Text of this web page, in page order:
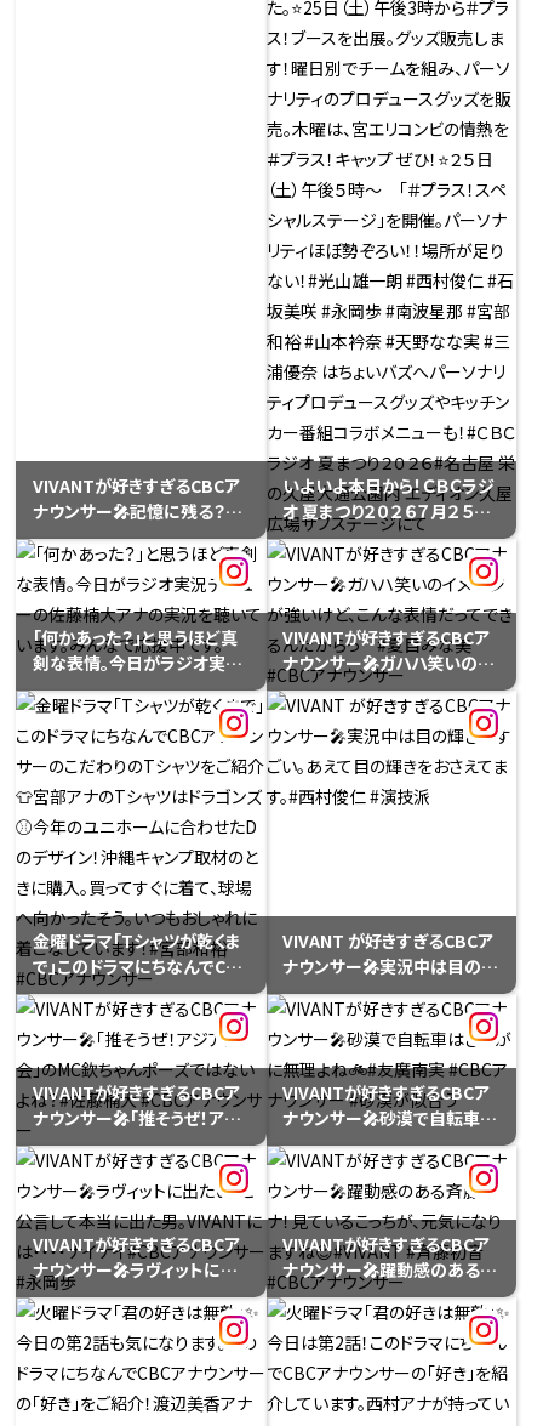
VIVANTが好きすぎるCBCア
ナウンサー🎤記憶に残る？印
象に残る？ドラゴンズ、勝ちノ
コル…？この男の正体は――実況
班。#光山雄一朗 #サンデード
ラゴンズ #CBCアナウンサー
いよいよ本日から！ＣＢＣラジ
オ 夏まつり２０２６７月２５日
（土）２６日（日）の２日間、名
古屋・栄の久屋大通公園内エ
ディオン久屋広場⭐️プラス！金
曜日にご出演、グルメ系イン
フルエンサー#みか＠ライス
ペーパーネキ さんと番組のコ
ラボレーションが実現！ライス
ペーパーを活用したオリジナ
ルレシピを考案しているみか
さんと番組パーソナリティが
コラボしキッチンカーでコラ
後3時から＃プラス！ブースを
出展。グッズ販売します！曜日
別でチームを組み、パーソナ
リティのプロデュースグッズ
を販売。木曜は、宮エリコンビ
の情熱を＃プラス！キャップ ぜ
ひ！⭐️２５日（土）午後５時～
「＃プラス！スペシャルステー
ジ」を開催。パーソナリティほ
ぼ勢ぞろい！！場所が足りな
い！#光山雄一朗 #西村俊仁
#石坂美咲 #永岡歩 #南波星
那 #宮部和裕 #山本衿奈 #天
野なな実 #三浦優奈 はちょい
バズへパーソナリティプロデ
ュースグッズやキッチンカー
番組コラボメニューも！#ＣＢ
Ｃラジオ 夏まつり２０２６#名
古屋 栄の久屋大通公園内 エ
ディオン久屋広場サブステー
「何かあった？」と思うほど真
剣な表情。今日がラジオ実況
デビューの佐藤楠大アナの実
況を聴いています。みんなで
応援中です。
VIVANTが好きすぎるCBCア
ナウンサー🎤ガハハ笑いのイ
メージが強いけど、こんな表
情だってできるんだからっ #
夏目みな美 #CBCアナウンサ
ー
金曜ドラマ「Tシャツが乾くま
で」このドラマにちなんでCBC
アナウンサーのこだわりのT
シャツをご紹介👕宮部アナの
Tシャツはドラゴンズ⚾️今年
のユニホームに合わせたDの
デザイン！沖縄キャンプ取材
のときに購入。買ってすぐに着
て、球場へ向かったそう。いつ
もおしゃれに着こなしていま
す！#宮部和裕 #CBCアナウン
サー
VIVANT が好きすぎるCBCア
ナウンサー🎤実況中は目の輝
きがすごい。あえて目の輝きを
おさえてます。#西村俊仁 #演
技派
VIVANTが好きすぎるCBCア
ナウンサー🎤「推そうぜ！アジ
ア大会」のMC欽ちゃんポーズ
ではないよね？#佐藤楠大
#CBCアナウンサー
VIVANTが好きすぎるCBCア
ナウンサー🎤砂漠で自転車は
さすがに無理よね🚲#友廣南
実 #CBCアナウンサー #砂漠
が似合う
VIVANTが好きすぎるCBCア
ナウンサー🎤ラヴィットに出
たい！と公言して本当に出た
男。VIVANTには・・・・ナイナ
イ#CBCアナウンサー #永岡
歩
VIVANTが好きすぎるCBCア
ナウンサー🎤躍動感のある斉
藤アナ！見ているこっちが、元
気になりますね😊#VIVANT
#斉藤初音 #CBCアナウンサ
ー